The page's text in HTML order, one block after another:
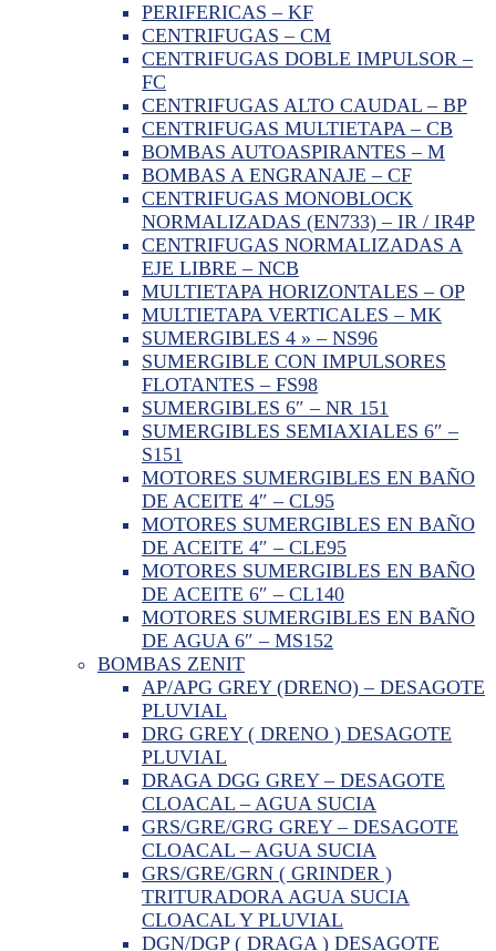
PERIFERICAS – KF
CENTRIFUGAS – CM
CENTRIFUGAS DOBLE IMPULSOR –
FC
CENTRIFUGAS ALTO CAUDAL – BP
CENTRIFUGAS MULTIETAPA – CB
BOMBAS AUTOASPIRANTES – M
BOMBAS A ENGRANAJE – CF
CENTRIFUGAS MONOBLOCK
NORMALIZADAS (EN733) – IR / IR4P
CENTRIFUGAS NORMALIZADAS A
EJE LIBRE – NCB
MULTIETAPA HORIZONTALES – OP
MULTIETAPA VERTICALES – MK
SUMERGIBLES 4 » – NS96
SUMERGIBLE CON IMPULSORES
FLOTANTES – FS98
SUMERGIBLES 6″ – NR 151
SUMERGIBLES SEMIAXIALES 6″ –
S151
MOTORES SUMERGIBLES EN BAÑO
DE ACEITE 4″ – CL95
MOTORES SUMERGIBLES EN BAÑO
DE ACEITE 4″ – CLE95
MOTORES SUMERGIBLES EN BAÑO
DE ACEITE 6″ – CL140
MOTORES SUMERGIBLES EN BAÑO
DE AGUA 6″ – MS152
BOMBAS ZENIT
AP/APG GREY (DRENO) – DESAGOTE
PLUVIAL
DRG GREY ( DRENO ) DESAGOTE
PLUVIAL
DRAGA DGG GREY – DESAGOTE
CLOACAL – AGUA SUCIA
GRS/GRE/GRG GREY – DESAGOTE
CLOACAL – AGUA SUCIA
GRS/GRE/GRN ( GRINDER )
TRITURADORA AGUA SUCIA
CLOACAL Y PLUVIAL
DGN/DGP ( DRAGA ) DESAGOTE